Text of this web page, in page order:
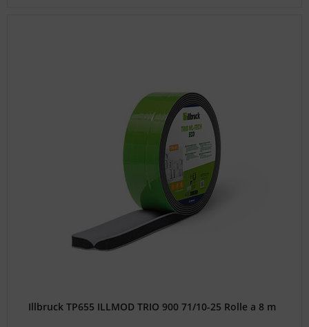
Illbruck TP655 ILLMOD TRIO 900 71/10-25 Rolle a 8 m